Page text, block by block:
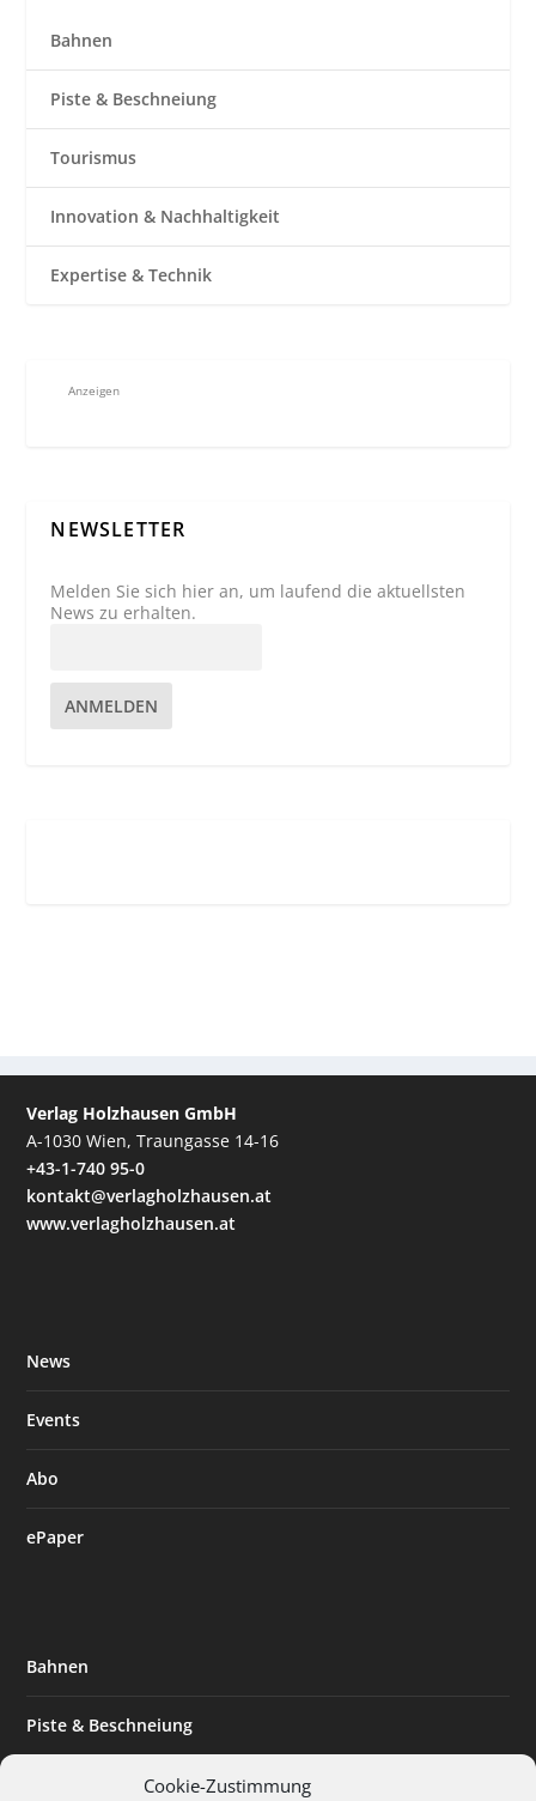
Cookie-Zustimmung
Bahnen
Piste & Beschneiung
Tourismus
Innovation & Nachhaltigkeit
Expertise & Technik
Anzeigen
NEWSLETTER
Melden Sie sich hier an, um laufend die aktuellsten
News zu erhalten.
ANMELDEN
Verlag Holzhausen GmbH
A-1030 Wien, Traungasse 14-16
+43-1-740 95-0
kontakt@verlagholzhausen.at
www.verlagholzhausen.at
News
Events
Abo
ePaper
Bahnen
Piste & Beschneiung